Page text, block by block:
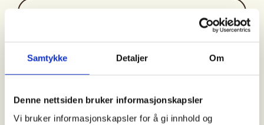
Samtykke Detaljer Om
Denne nettsiden bruker informasjonskapsler
Vi bruker informasjonskapsler for å gi innhold og
Tid
10. Oct 2026
Kl. 08.00 - 18.00